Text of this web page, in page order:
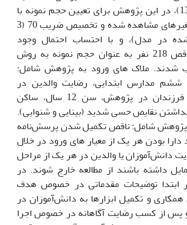
نقل از هومن، 1393)، در این پژوهش برای تعیین حجم نمونه با
توجه به تعداد متغیرهای مشاهده شده و تخصیص ضریب 70 (3
در مدل)، و با احتساب احتمال وجود
پرسش‌نامه‌های ناقص 218 نفر به عنوان حجم نمونه به روش
شدند. ملاک های ورود به پژوهش شامل:
ششم مدارس ابتدایی، رضایت والدین در
خصوص همکاری فرزندان در پژوهش، سن 12 سال، ساکن
نقایص حسی شدید (بینایی و شنوایی).
پژوهش شامل: ناقص تکمیل شدن پرسش‌نامه
دارا بودن هر یک از معیار های ورود در خلال
دانش‌آموزان یا والدین در هر یک از مراحل
داشته باشند از مطالعه خارج شوند. در
ابتدا توضیحات مقدماتی در خصوص هدف
و تکمیل ابزارها به دانش‌آموزان در
پس از کسب رضایت آگاهانه در خصوص اجرا